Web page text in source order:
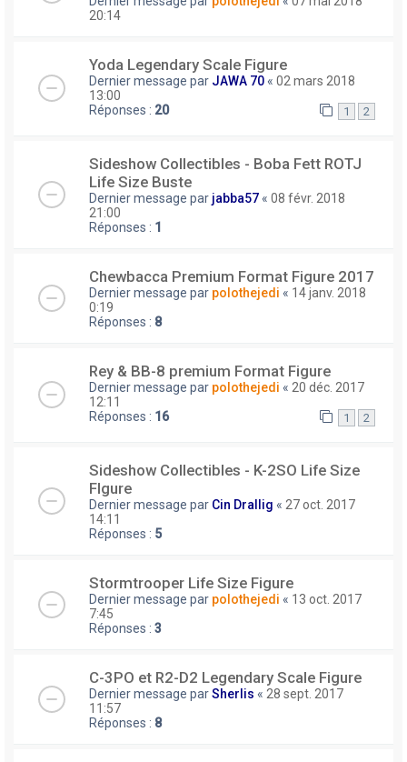
20:14
Yoda Legendary Scale Figure
Dernier message par JAWA 70 « 02 mars 2018
13:00
Réponses : 20 1 2
Sideshow Collectibles - Boba Fett ROTJ
Life Size Buste
Dernier message par jabba57 « 08 févr. 2018
21:00
Réponses : 1
Chewbacca Premium Format Figure 2017
Dernier message par polothejedi « 14 janv. 2018
0:19
Réponses : 8
Rey & BB-8 premium Format Figure
Dernier message par polothejedi « 20 déc. 2017
12:11
Réponses : 16 1 2
Sideshow Collectibles - K-2SO Life Size
FIgure
Dernier message par Cin Drallig « 27 oct. 2017
14:11
Réponses : 5
Stormtrooper Life Size Figure
Dernier message par polothejedi « 13 oct. 2017
7:45
Réponses : 3
C-3PO et R2-D2 Legendary Scale Figure
Dernier message parSherlis « 28 sept. 2017
11:57
Réponses : 8